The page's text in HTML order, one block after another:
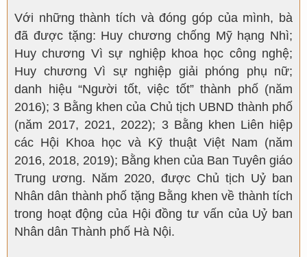
Với những thành tích và đóng góp của mình, bà
đã được tặng: Huy chương chống Mỹ hạng Nhì;
Huy chương Vì sự nghiệp khoa học công nghệ;
Huy chương Vì sự nghiệp giải phóng phụ nữ;
danh hiệu “Người tốt, việc tốt” thành phố (năm
2016); 3 Bằng khen của Chủ tịch UBND thành phố
(năm 2017, 2021, 2022); 3 Bằng khen Liên hiệp
các Hội Khoa học và Kỹ thuật Việt Nam (năm
2016, 2018, 2019); Bằng khen của Ban Tuyên giáo
Trung ương. Năm 2020, được Chủ tịch Uỷ ban
Nhân dân thành phố tặng Bằng khen về thành tích
trong hoạt động của Hội đồng tư vấn của Uỷ ban
Nhân dân Thành phố Hà Nội.